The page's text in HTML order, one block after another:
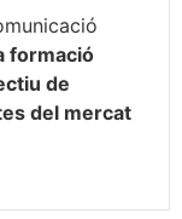
formació
de
del mercat